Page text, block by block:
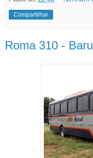
Compartilhar
Roma 310 -